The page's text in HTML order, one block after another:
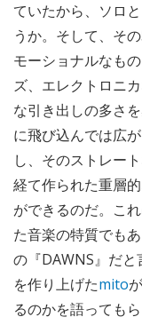
ていたから、ソロ
うか。そして、そ
モーショナルなも
ズ、エレクトロニ
な引き出しの多さ
に飛び込んでは広
し、そのストレー
経て作られた重層
ができるのだ。こ
た音楽の特質でも
の『DAWNS』だ
を作り上げたmito
るのかを語ってもら